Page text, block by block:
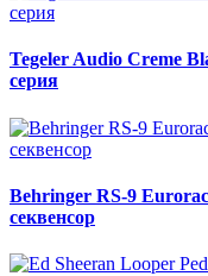
Tegeler Audio Creme
серия
Behringer RS-9
секвенсор